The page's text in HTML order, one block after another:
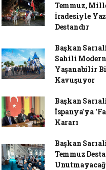
Temmuz,
İradesiyle
Destandır
Başkan
Sahili
Yaşanabilir
Kavuşuyor
Başkan
İspanya'ya
Kararı
Başkan
Temmuz